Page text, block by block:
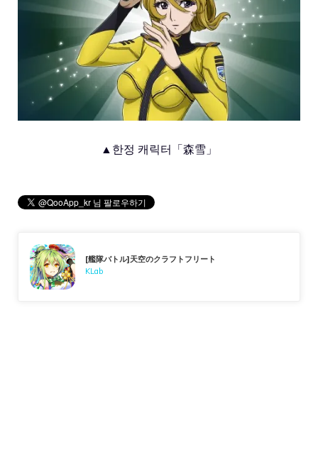
▲한정 캐릭터「森雪」
[艦隊バトル]天空のクラフトフリート
KLab